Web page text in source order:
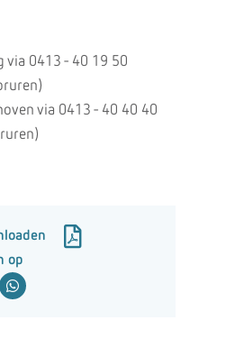
via 0413 - 40 19 50
via 0413 - 40 40 40
op